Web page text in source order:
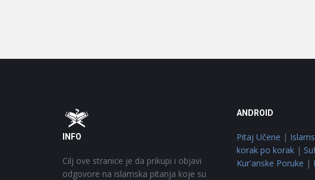
Footer
INFO
Cilj ove stranice je da prikupi i objavi
odgovore na islamska pitanja koje su
ANDROID
Pitaj Učene |
korak po korak|
Kur'anske Poruke |